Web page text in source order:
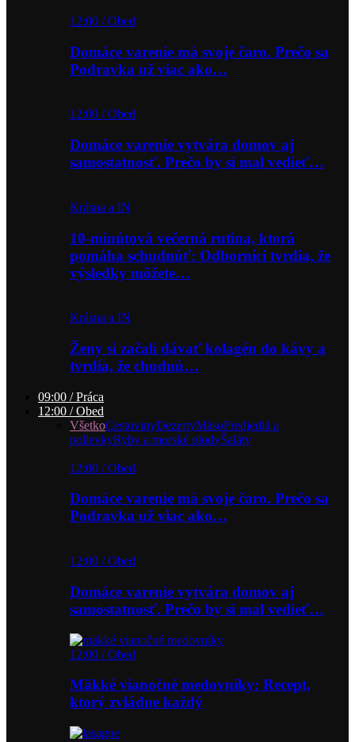
12:00 / Obed
Domáce varenie má svoje čaro. Prečo sa
Podravka už viac ako…
12:00 / Obed
Domáce varenie vytvára domov aj
samostatnosť. Prečo by si mal vedieť…
Krásna a IN
10-minútová večerná rutina, ktorá
pomáha schudnúť: Odborníci tvrdia, že
výsledky môžete…
Krásna a IN
Ženy si začali dávať kolagén do kávy a
tvrdia, že chudnú…
09:00 / Práca
12:00 / Obed
VšetkoCestovinyDezertyMäsoPredjedlá a
polievkyRyby a morské plodyŠaláty
12:00 / Obed
Domáce varenie má svoje čaro. Prečo sa
Podravka už viac ako…
12:00 / Obed
Domáce varenie vytvára domov aj
samostatnosť. Prečo by si mal vedieť…
12:00 / Obed
Mäkké vianočné medovníky: Recept,
ktorý zvládne každý